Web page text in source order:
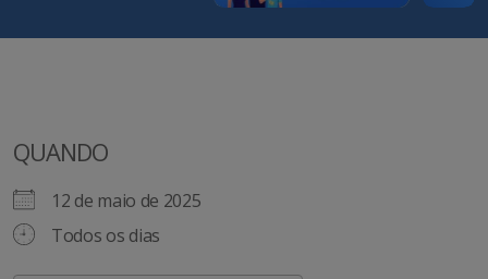
QUANDO
12 de maio de 2025
Todos os dias